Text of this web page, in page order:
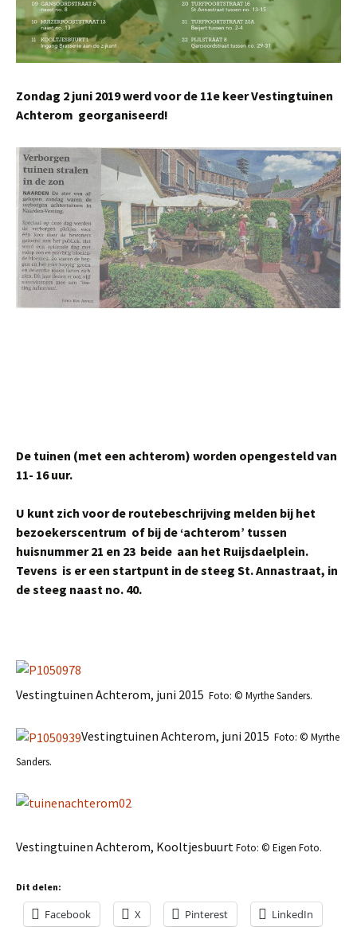
Zondag 2 juni 2019 werd voor de 11e keer Vestingtuinen
Achterom georganiseerd!
De tuinen (met een achterom) worden opengesteld van
11- 16 uur.
U kunt zich voor de routebeschrijving melden bij het
bezoekerscentrum of bij de ‘achterom’ tussen
huisnummer 21 en 23 beide aan het Ruijsdaelplein.
Tevens is er een startpunt in de steeg St. Annastraat, in
de steeg naast no. 40.
Vestingtuinen Achterom, juni 2015 Foto: © Myrthe Sanders.
Vestingtuinen Achterom, juni 2015 Foto: © Myrthe
Sanders.
Vestingtuinen Achterom, Kooltjesbuurt Foto: © Eigen Foto.
Dit delen:
Facebook X Pinterest LinkedIn